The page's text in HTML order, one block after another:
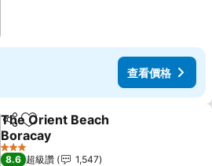
查看價格
分享 加入我的最愛
The Orient Beach
Boracay
查看價格
3 星級
8.6 超級讚
1,547